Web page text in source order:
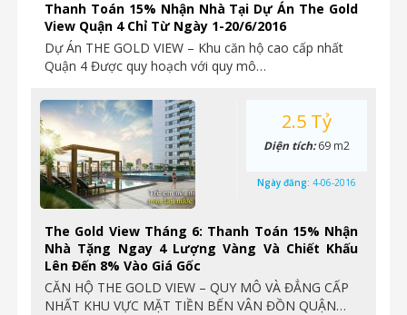
Thanh Toán 15% Nhận Nhà Tại Dự Án The Gold
View Quận 4 Chỉ Từ Ngày 1-20/6/2016
Dự Án THE GOLD VIEW – Khu căn hộ cao cấp nhất
Quận 4 Được quy hoạch với quy mô…
The Gold View Tháng 6: Thanh Toán 15% Nhận
Nhà Tặng Ngay 4 Lượng Vàng Và Chiết Khấu
Lên Đến 8% Vào Giá Gốc
CĂN HỘ THE GOLD VIEW – QUY MÔ VÀ ĐẲNG CẤP
NHẤT KHU VỰC MẶT TIỀN BẾN VÂN ĐỒN QUẬN…
2.5 Tỷ
Diện tích:69 m2
Ngày đăng: 4-06-2016